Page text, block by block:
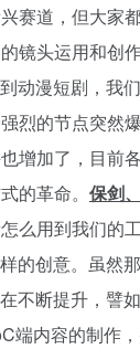
赛道，但大家
镜头运用和创
动漫短剧，我
烈的节点突然
增加了，目前
的革命。 保剑
么用到我们的
的创意。虽然
不断提升，譬
端内容的制作